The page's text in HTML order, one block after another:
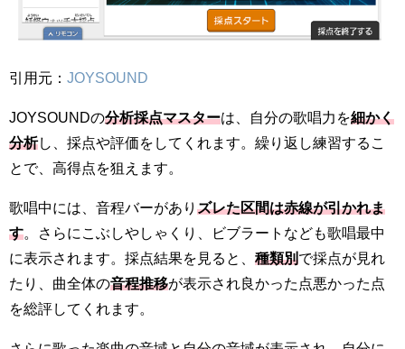
引用元： JOYSOUND
JOYSOUNDの分析採点マスターは、自分の歌唱力を細かく
分析し、採点や評価をしてくれます。繰り返し練習するこ
とで、高得点を狙えます。
歌唱中には、音程バーがあり ズレた区間は赤線が引かれま
す 。さらにこぶしやしゃくり、ビブラートなども歌唱最中
に表示されます。採点結果を見ると、 種類別で採点が見れ
たり、曲全体の音程推移が表示され良かった点悪かった点
を総評してくれます。